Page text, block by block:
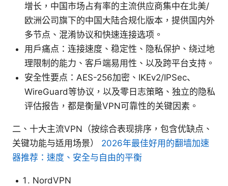
增长，中国市场占有率的主流供应商集中在北美/
欧洲公司旗下的中国大陆合规化版本，提供国内外
多节点、混淆协议和快速连接选项。
用户痛点：连接速度、稳定性、隐私保护、绕过地
理限制的能力、客户端易用性、以及跨平台支持。
安全性要点：AES-256加密、IKEv2/IPSec、
WireGuard等协议，以及零日志策略、独立的隐私
评估报告，都是衡量VPN可靠性的关键因素。
二、十大主流VPN（按综合表现排序，包含优缺点、
关键功能与适用场景） 2026年最佳好用的翻墙加速
器推荐：速度、安全与自由的平衡
NordVPN